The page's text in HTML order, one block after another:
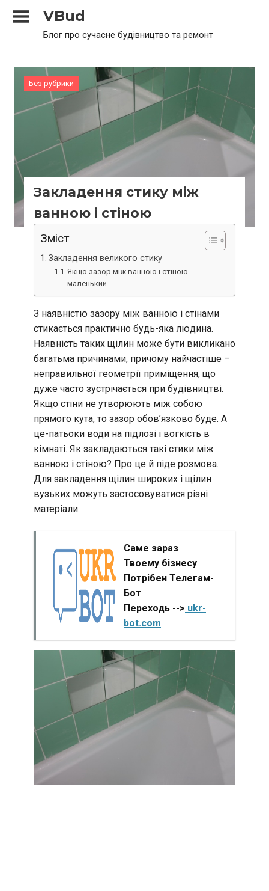
VBud
Блог про сучасне будівництво та ремонт
Без рубрики
Закладення стику між
ванною і стіною
Зміст
Закладення великого стику
Якщо зазор між ванною і стіною
маленький
З наявністю зазору між ванною і стінами
стикається практично будь-яка людина.
Наявність таких щілин може бути викликано
багатьма причинами, причому найчастіше –
неправильної геометрії приміщення, що
дуже часто зустрічається при будівництві.
Якщо стіни не утворюють між собою
прямого кута, то зазор обов’язково буде. А
це-патьоки води на підлозі і вогкість в
кімнаті. Як закладаються такі стики між
ванною і стіною? Про це й піде розмова.
Для закладення щілин широких і щілин
вузьких можуть застосовуватися різні
матеріали.
Саме зараз
Твоему бізнесу
Потрібен Телегам-
Бот
Переходь --> ukr-
bot.com